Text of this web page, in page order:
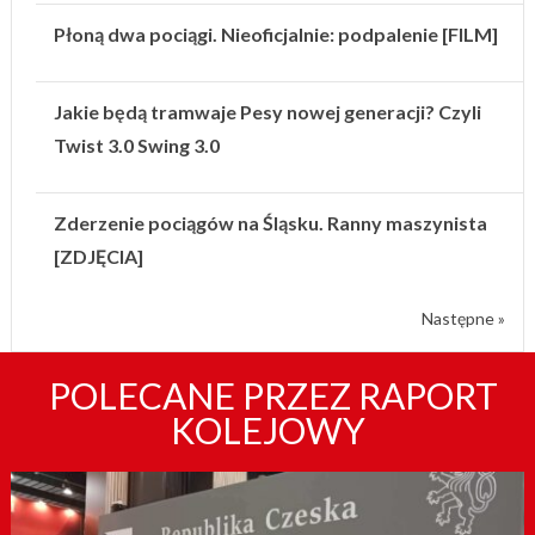
Płoną dwa pociągi. Nieoficjalnie: podpalenie [FILM]
Jakie będą tramwaje Pesy nowej generacji? Czyli
Twist 3.0 Swing 3.0
Zderzenie pociągów na Śląsku. Ranny maszynista
[ZDJĘCIA]
Następne »
POLECANE PRZEZ RAPORT
KOLEJOWY